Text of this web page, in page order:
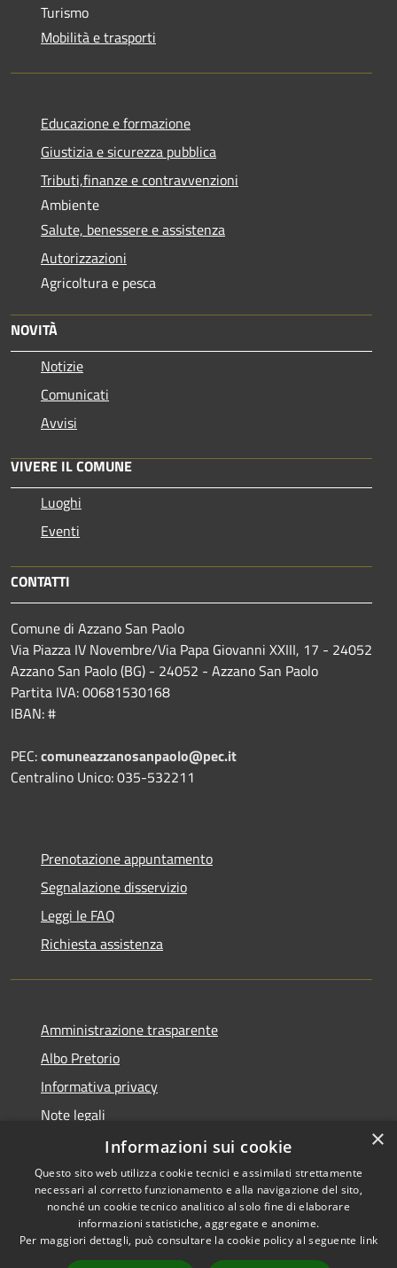
Turismo
Mobilità e trasporti
Educazione e formazione
Giustizia e sicurezza pubblica
Tributi,finanze e contravvenzioni
Ambiente
Salute, benessere e assistenza
Autorizzazioni
Agricoltura e pesca
NOVITÀ
Notizie
Comunicati
Avvisi
VIVERE IL COMUNE
Luoghi
Eventi
CONTATTI
Comune di Azzano San Paolo
Via Piazza IV Novembre/Via Papa Giovanni XXIII, 17 - 24052
Azzano San Paolo (BG) - 24052 - Azzano San Paolo
Partita IVA: 00681530168
IBAN: #
PEC:comuneazzanosanpaolo@pec.it
Centralino Unico: 035-532211
Prenotazione appuntamento
Segnalazione disservizio
Leggi le FAQ
Richiesta assistenza
Amministrazione trasparente
Albo Pretorio
Informativa privacy
Note legali
Dichiarazione di accessibilità
RSS
Copyright © 2026 • Comune di
×
Informazioni sui cookie
Questo sito web utilizza cookie tecnici e assimilati strettamente
necessari al corretto funzionamento e alla navigazione del sito,
nonché un cookie tecnico analitico al solo fine di elaborare
informazioni statistiche, aggregate e anonime.
Per maggiori dettagli, può consultare la cookie policy al seguente link